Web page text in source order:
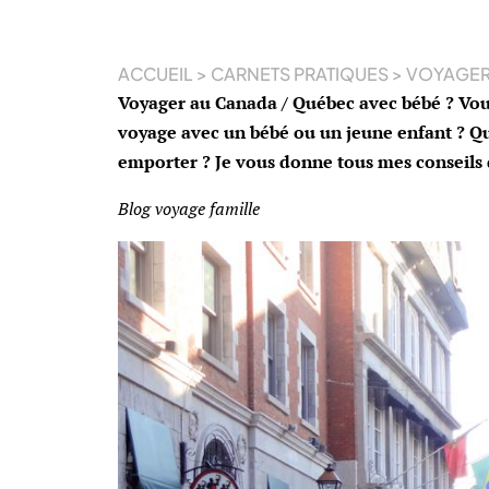
ACCUEIL > CARNETS PRATIQUES>
Voyager au Canada / Québec avec bébé ?
voyage avec un bébé ou un jeune enfant ?
emporter ? Je vous donne tous mes
Blog voyage famille